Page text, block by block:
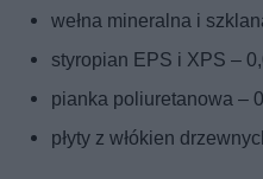
wełna mineralna i
styropian EPS i XPS –
pianka poliuretanowa –
płyty z włókien